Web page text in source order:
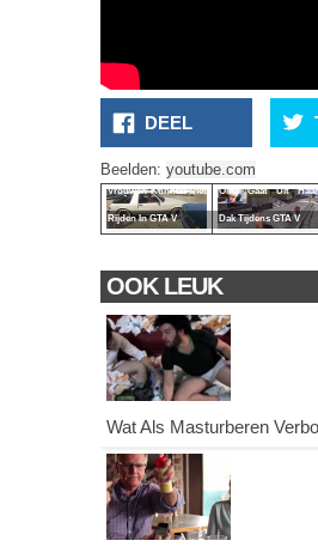
DEEL
Beelden: youtube.com
Vrouwen Kunnen Niet
Rijden In GTA V
Oma Gaat Uit Haar
Dak Tijdens GTA V
OOK LEUK
Wat Als Masturberen